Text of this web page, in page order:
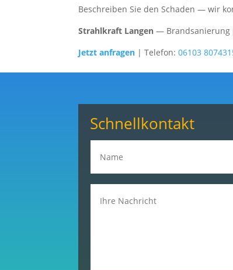
Beschreiben Sie den Schaden — wir
Strahlkraft Langen — Brandsanierung
Jetzt anfragen | Telefon:06103
Schnellkontakt